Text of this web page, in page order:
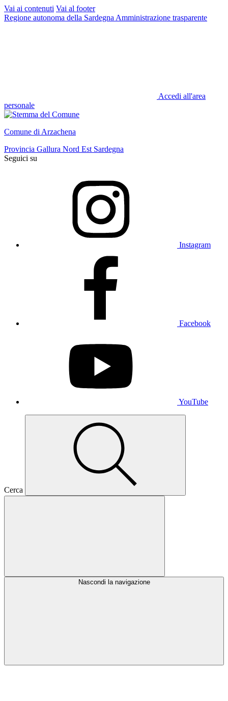
Vai ai contenuti Vai al footer
Regione autonoma della Sardegna Amministrazione trasparente
Accedi all'area
personale
Comune di Arzachena
Provincia Gallura Nord Est Sardegna
Seguici su
Instagram
Facebook
YouTube
Cerca
Nascondi la navigazione